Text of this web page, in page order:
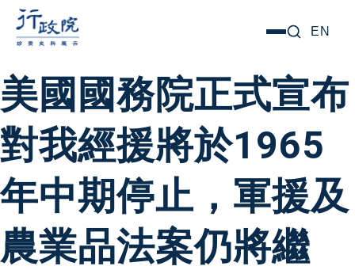
要
內
容
選
EN
美國國務院正式宣布
對我經援將於1965
年中期停止，軍援及
農業品法案仍將繼